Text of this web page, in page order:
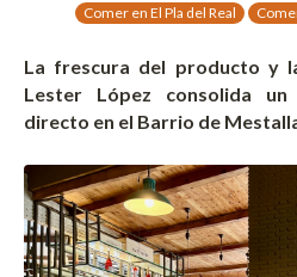
Comer en El Pla del Real
La frescura del producto y
Lester López consolida
directo en el Barrio de